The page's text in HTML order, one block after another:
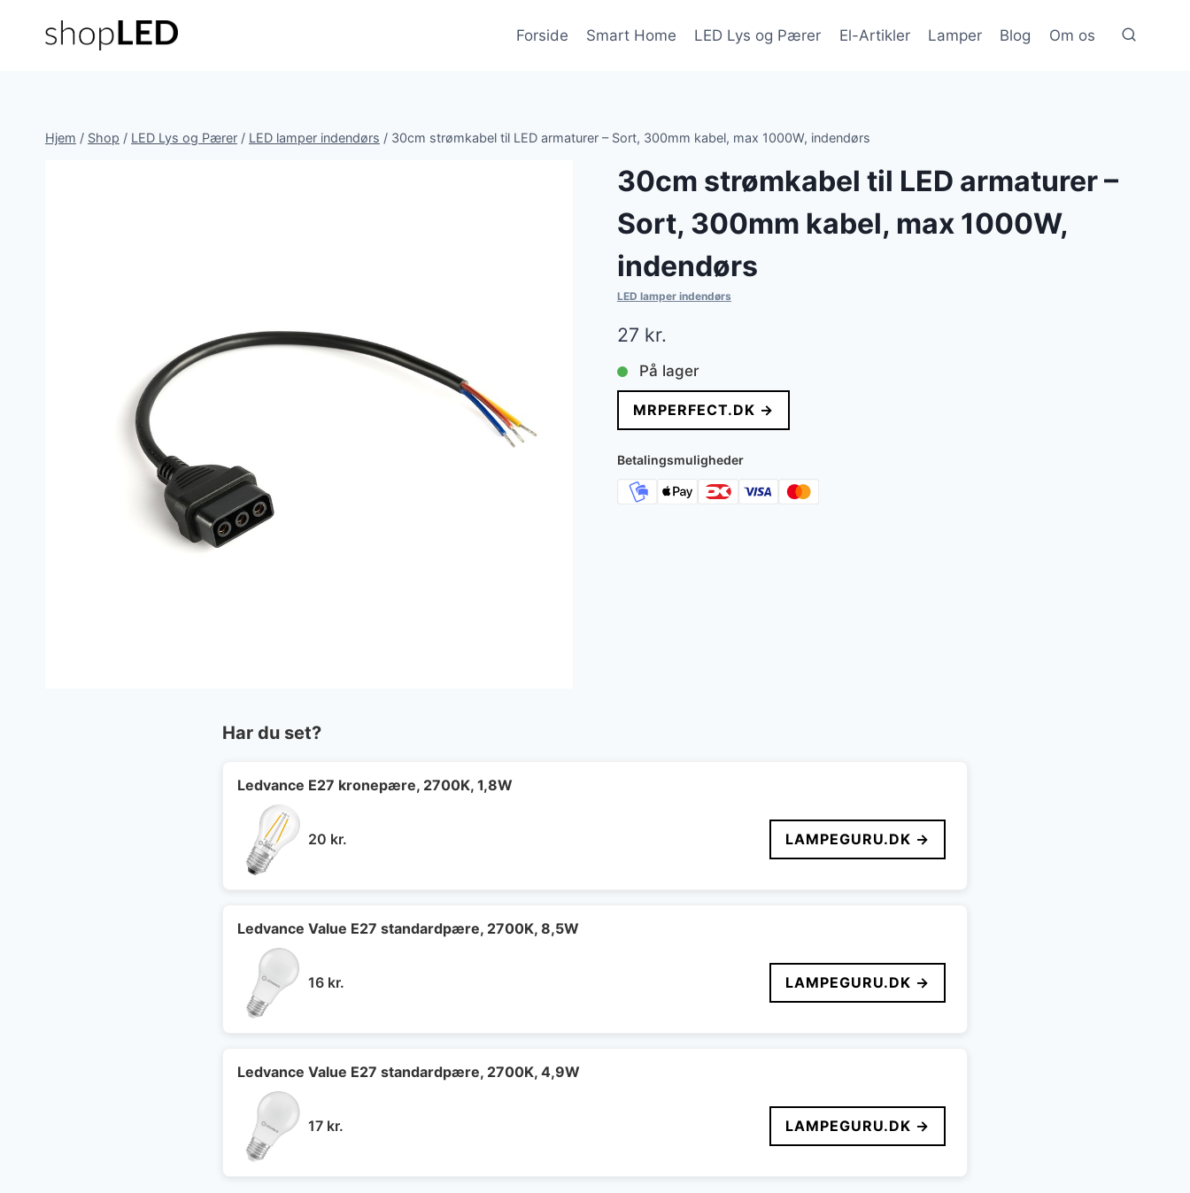
Forside Smart Home LED Lys og Pærer El-Artikler Lamper Blog Om os
Hjem / Shop / LED Lys og Pærer / LED lamper indendørs / 30cm strømkabel til LED armaturer – Sort, 300mm kabel, max 1000W, indendørs
30cm strømkabel til LED armaturer –
Sort, 300mm kabel, max 1000W,
indendørs
LED lamper indendørs
27 kr.
På lager
MRPERFECT.DK →
Betalingsmuligheder
Har du set?
Ledvance E27 kronepære, 2700K, 1,8W
20 kr. LAMPEGURU.DK →
Ledvance Value E27 standardpære, 2700K, 8,5W
16 kr. LAMPEGURU.DK →
Ledvance Value E27 standardpære, 2700K, 4,9W
17 kr. LAMPEGURU.DK →